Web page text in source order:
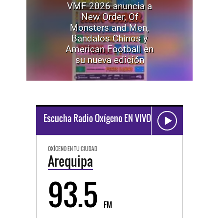
VMF 2026 anuncia a
New Order, Of
Monsters and Men,
Bandalos Chinos y
American Football en
su nueva edición
Escucha Radio Oxígeno EN VIVO
OXÍGENO EN TU CIUDAD
Arequipa
93.5 FM